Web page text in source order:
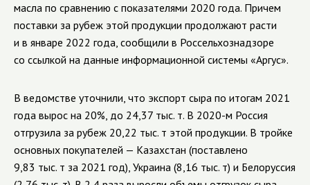
масла по сравнению с показателями 2020 года. Причем
поставки за рубеж этой продукции продолжают расти
и в январе 2022 года, сообщили в Россельхознадзоре
со ссылкой на данные информационной системы «Аргус».
В ведомстве уточнили, что экспорт сыра по итогам 2021
года вырос на 20%, до 24,37 тыс. т. В 2020-м Россия
отгрузила за рубеж 20,22 тыс. т этой продукции. В тройке
основных покупателей — Казахстан (поставлено
9,83 тыс. т за 2021 год), Украина (8,16 тыс. т) и Белоруссия